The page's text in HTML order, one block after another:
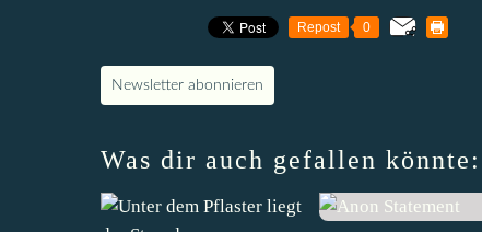
Repost 0
Newsletter abonnieren
Was dir auch gefallen könnte: